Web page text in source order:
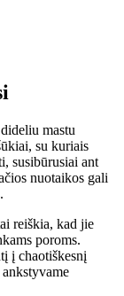
mastu
su kuriais
susibūrusiai ant
nuotaikos gali
reiškia, kad jie
poroms.
į chaotiškesnį